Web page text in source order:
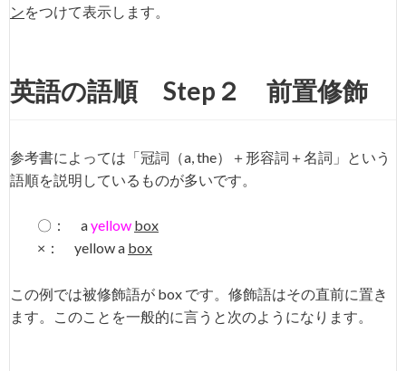
ンをつけて表示します。
英語の語順 Step２ 前置修飾
参考書によっては「冠詞（a, the）＋形容詞＋名詞」という
語順を説明しているものが多いです。
〇： ayellow box
×： yellow a box
この例では被修飾語が box です。修飾語はその直前に置き
ます。このことを一般的に言うと次のようになります。